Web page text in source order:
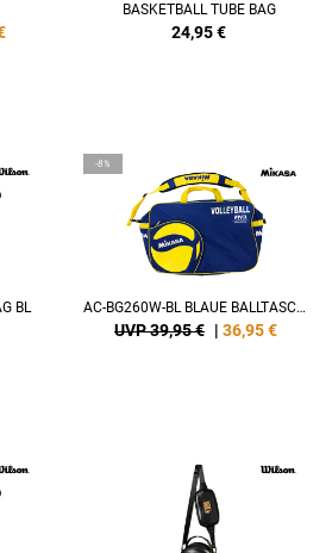
BASKETBALL TUBE BAG
24,95€
BL
-8%
AC-BG260W-BL BLAUE BALLTASCHE FÜR 6 BÄLLE
UVP 39,95 € | 36,95€